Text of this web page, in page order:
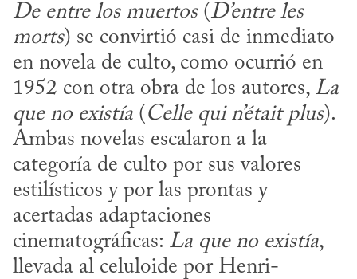
De entre los muertos (D’entre les
morts) se convirtió casi de inmediato
en novela de culto, como ocurrió en
1952 con otra obra de los autores, La
que no existía ( Celle qui n’était plus).
Ambas novelas escalaron a la
categoría de culto por sus valores
estilísticos y por las prontas y
acertadas adaptaciones
cinematográficas: La que no existía,
llevada al celuloide por Henri-